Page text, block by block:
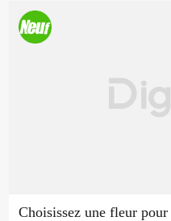
Choisissez une fleur